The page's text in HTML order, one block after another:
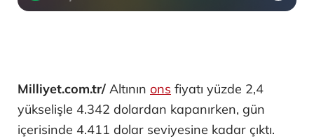
Milliyet.com.tr/ Altının ons fiyatı yüzde 2,4
yükselişle 4.342 dolardan kapanırken, gün
içerisinde 4.411 dolar seviyesine kadar çıktı.